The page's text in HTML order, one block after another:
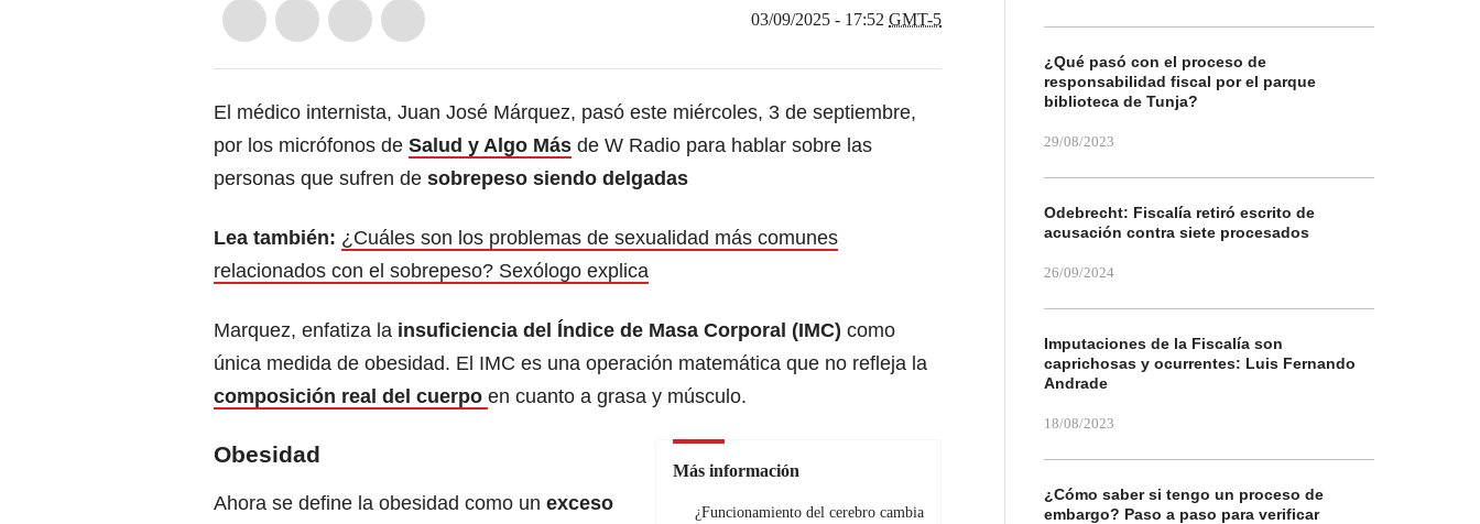
03/09/2025 - 17:52 GMT-5
El médico internista, Juan José Márquez, pasó este miércoles, 3 de septiembre,
por los micrófonos de Salud y Algo Más de W Radio para hablar sobre las
personas que sufren de sobrepeso siendo delgadas
Lea también: ¿Cuáles son los problemas de sexualidad más comunes
relacionados con el sobrepeso? Sexólogo explica
Marquez, enfatiza la insuficiencia del Índice de Masa Corporal (IMC) como
única medida de obesidad. El IMC es una operación matemática que no refleja la
composición real del cuerpo en cuanto a grasa y músculo.
Más información
¿Funcionamiento del cerebro cambia
Obesidad
Ahora se define la obesidad como un exceso
¿Qué pasó con el proceso de
responsabilidad fiscal por el parque
biblioteca de Tunja?
29/08/2023
Odebrecht: Fiscalía retiró escrito de
acusación contra siete procesados
26/09/2024
Imputaciones de la Fiscalía son
caprichosas y ocurrentes: Luis Fernando
Andrade
18/08/2023
¿Cómo saber si tengo un proceso de
embargo? Paso a paso para verificar